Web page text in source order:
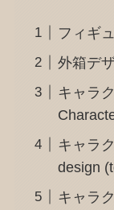
フィギ
外箱デ
キャラ
キャラ
design
キャラ